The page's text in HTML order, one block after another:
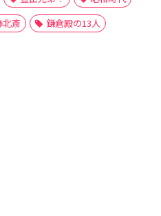
北斎 鎌倉殿の13人